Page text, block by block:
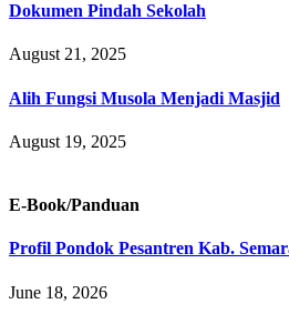
Dokumen Pindah Sekolah
August 21, 2025
Alih Fungsi Musola Menjadi Masjid
August 19, 2025
E-Book/Panduan
Profil Pondok Pesantren Kab.
June 18, 2026